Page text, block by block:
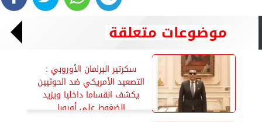
موضوعات متعلقة
سكرتير البرلمان الأوروبي :
التصعيد الأمريكي ضد الحوثيين
يكشف انقساما داخليا ويزيد
الضغوط على أوروبا